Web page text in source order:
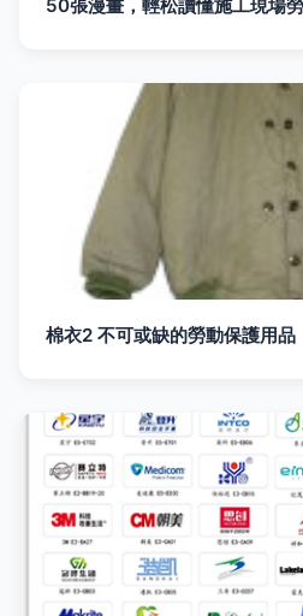
50張漫畫，輕松讀懂施工現場
棉衣2 不可或缺的勞動保護用品